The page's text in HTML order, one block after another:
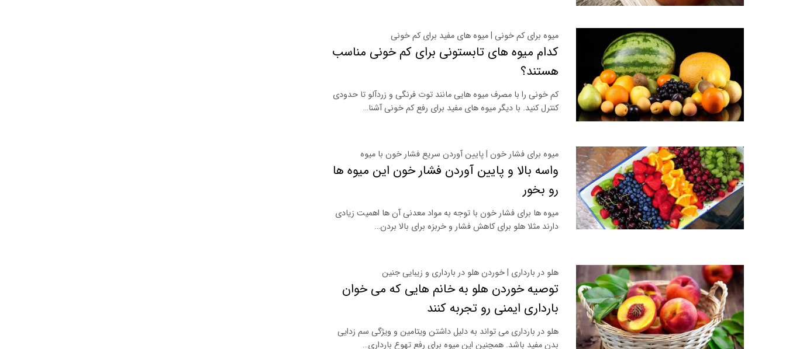
میوه برای کم خونی | میوه های مفید برای کم خونی
کدام میوه های تابستونی برای کم خونی مناسب
هستند؟
کم خونی را با مصرف میوه هایی مانند توت فرنگی و زردآلو تا حدودی
کنترل کنید. با دیگر میوه های مفید برای رفع کم خونی آشنا…
میوه برای فشار خون | پایین آوردن سریع فشار خون با میوه
واسه بالا و پایین آوردن فشار خون این میوه ها
رو بخور
میوه ها برای فشار خون با توجه به مواد معدنی آن ها اهمیت زیادی
دارند مثلا هلو برای کاهش فشار و خربزه برای بالا بردن…
هلو در بارداری | خوردن هلو در بارداری و زیبایی جنین
توصیه خوردن هلو به خانم هایی که می خوان
بارداری ایمنی رو تجربه کنند
هلو در بارداری می تواند به دلیل داشتن ویتامین و ویژگی سم زدایی
بدن مفید باشد. همچنین این میوه برای رفع تهوع بارداری…